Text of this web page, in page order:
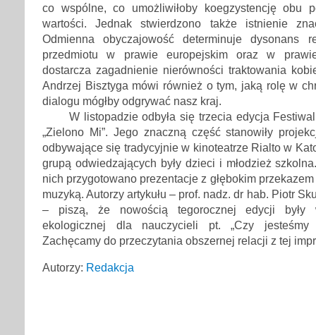
co wspólne, co umożliwiłoby koegzystencję obu
wartości. Jednak stwierdzono także istnienie
Odmienna obyczajowość determinuje dysonans
przedmiotu w prawie europejskim oraz w
dostarcza zagadnienie nierówności traktowania
Andrzej Bisztyga mówi również o tym, jaką rolę w
dialogu mógłby odgrywać nasz kraj.
W listopadzie odbyła się trzecia edycja
„Zielono Mi”. Jego znaczną część stanowiły
odbywające się tradycyjnie w kinoteatrze Rialto w
grupą odwiedzających były dzieci i młodzież
nich przygotowano prezentacje z głębokim
muzyką. Autorzy artykułu – prof. nadz. dr hab. Piotr
– piszą, że nowością tegorocznej edycji były
ekologicznej dla nauczycieli pt. „Czy jesteśmy
Zachęcamy do przeczytania obszernej relacji z tej
Autorzy: Redakcja